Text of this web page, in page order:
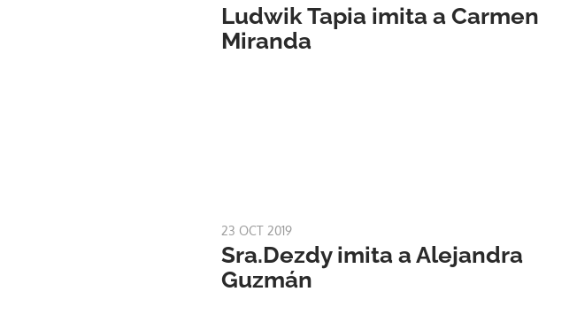
Ludwik Tapia imita a Carmen
Miranda
23 OCT 2019
Sra.Dezdy imita a Alejandra
Guzmán